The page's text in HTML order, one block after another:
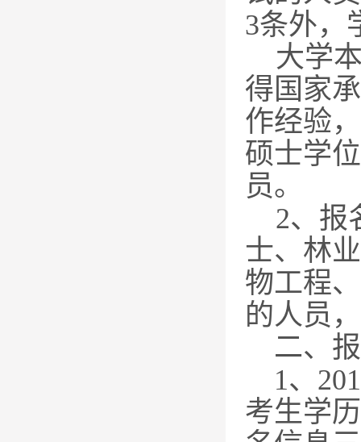
3条外，
大学
得国家
作经验
硕士学
员。
2、报
士、林
物工程
的人员
二、
1、
考生学